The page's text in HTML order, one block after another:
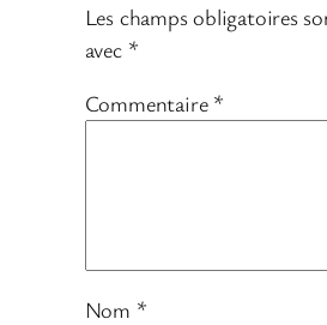
Les champs obligatoires
avec *
Commentaire *
Nom *